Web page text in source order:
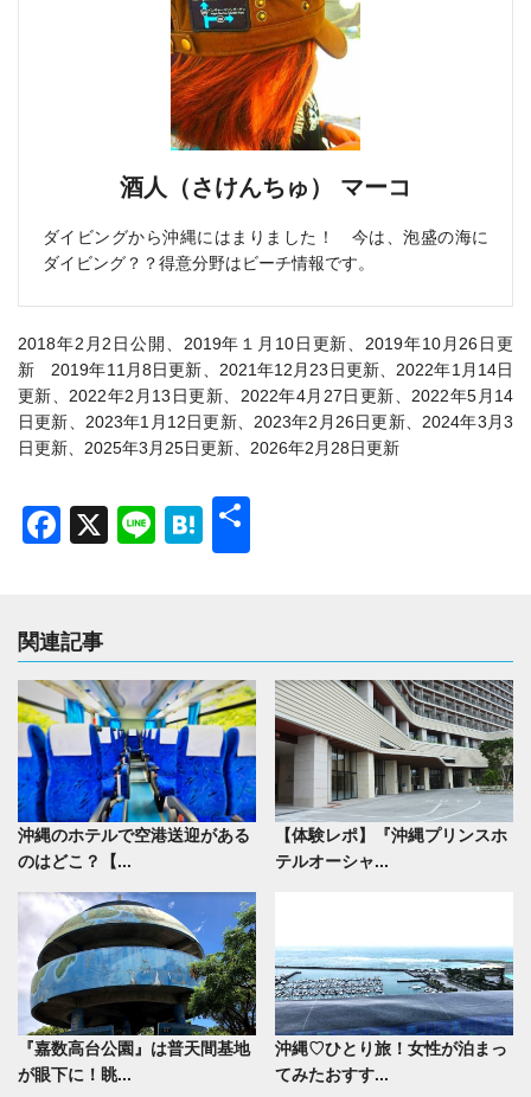
酒人（さけんちゅ） マーコ
ダイビングから沖縄にはまりました！ 今は、泡盛の海に
ダイビング？？得意分野はビーチ情報です。
2018年2月2日公開、2019年１月10日更新、2019年10月26日更
新 2019年11月8日更新、2021年12月23日更新、2022年1月14日
更新、2022年2月13日更新、2022年4月27日更新、2022年5月14
日更新、2023年1月12日更新、2023年2月26日更新、2024年3月3
日更新、2025年3月25日更新、2026年2月28日更新
Facebook
X LineHatena
関連記事
沖縄のホテルで空港送迎がある
のはどこ？【...
【体験レポ】『沖縄プリンスホ
テルオーシャ...
『嘉数高台公園』は普天間基地
が眼下に！眺...
沖縄♡ひとり旅！女性が泊まっ
てみたおすす...